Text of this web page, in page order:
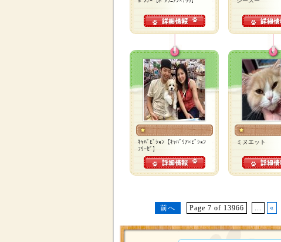
ｷｬﾊﾞﾋﾞｼｮﾝ【ｷｬﾊﾞﾘｱ×ﾋﾞｼｮﾝ
ﾌﾘｰｾﾞ】
ミヌエット
前へ Page 7 of 13966 ... «